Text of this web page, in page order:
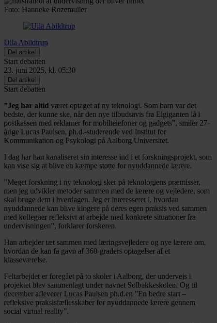
Foto: Hanneke Rozemuller
Ulla Abildtrup
Del artikel
Start debatten
23. juni 2025, kl. 05:30
Del artikel
Start debatten
”Jeg har altid været optaget af ny teknologi. Som barn var det
bedste, der kunne ske, når den nye tilbudsavis fra Elgiganten lå i
postkassen med reklamer for mobiltelefoner og gadgets”, smiler 27-
årige Lucas Paulsen, ph.d.-studerende ved Institut for
Kommunikation og Psykologi på Aalborg Universitet.
I dag har han kanaliseret sin interesse ind i et forskningsprojekt, som
kan vise sig at blive en kæmpe støtte for nyuddannede lærere.
”Meget forskning i ny teknologi sker på teknologiens præmisser,
men jeg udvikler metoder sammen med de lærere og vejledere, som
skal bruge dem i hverdagen. Jeg er interesseret i, hvordan
nyuddannede kan blive klogere på deres egen praksis ved sammen
med kollegaer refleksivt at arbejde med konkrete situationer fra
undervisningen”, forklarer forskeren.
Han arbejder tæt sammen med læringsvejledere og nye lærere om,
hvordan de kan få gavn af 360-graders optagelser af et
klasseværelse.
Feltarbejdet er foregået på to skoler i Aalborg, der undervejs i
projektet blev sammenlagt under navnet Solbakkeskolen. Og til
december afleverer Lucas Paulsen ph.d.en ”En bedre start –
refleksive praksisfællesskaber for nyuddannede lærere gennem
social virtual reality”.